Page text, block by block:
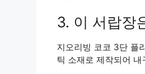
3. 이 서랍장
지오리빙 코코 3단 플
틱 소재로 제작되어